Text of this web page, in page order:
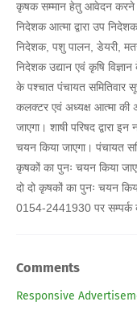
कृषक सम्मान हेतु आवेदन करने
निदेशक आत्मा द्वारा उप
निदेशक, पशु पालन, डेयरी,
निदेशक उद्यान एवं कृषि
के पश्चात पंचायत समितिवार
कलक्टर एवं अध्यक्ष आत्मा की
जाएगा। शाषी परिषद द्वारा
चयन किया जाएगा। पंचायत
कृषकों का पुनः चयन किया
दो दो कृषकों का पुनः चयन
0154-2441930 पर
Comments
Responsive